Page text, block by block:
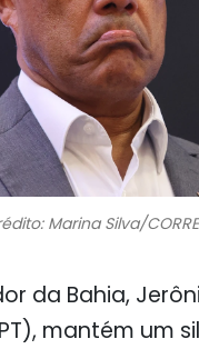
Marina Silva/
da Bahia,
mantém um